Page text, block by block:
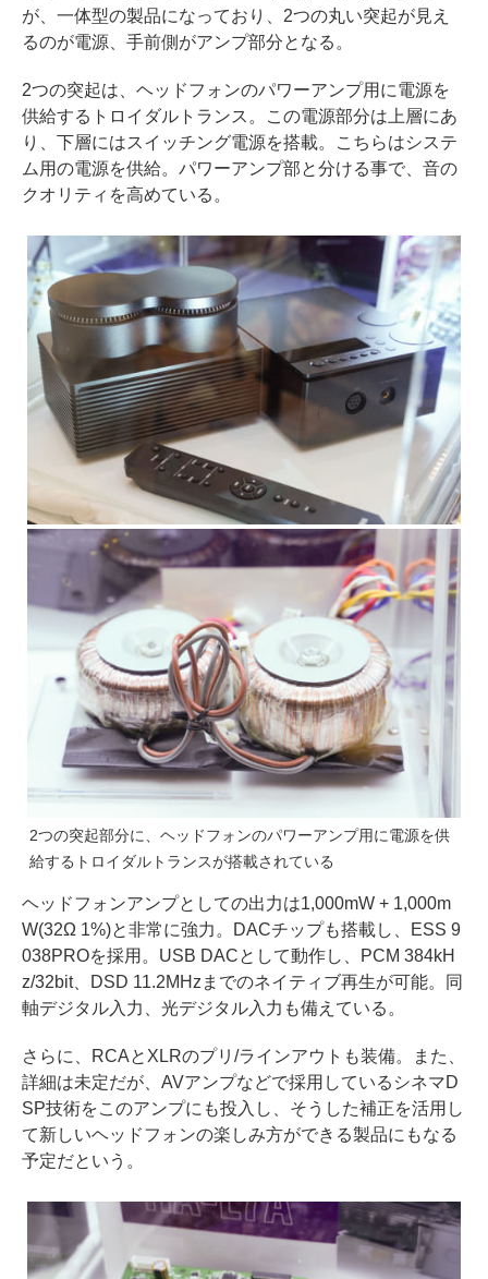
が、一体型の製品になっており、2つの丸い突起が見え
るのが電源、手前側がアンプ部分となる。
2つの突起は、ヘッドフォンのパワーアンプ用に電源を
供給するトロイダルトランス。この電源部分は上層にあ
り、下層にはスイッチング電源を搭載。こちらはシステ
ム用の電源を供給。パワーアンプ部と分ける事で、音の
クオリティを高めている。
2つの突起部分に、ヘッドフォンのパワーアンプ用に電源を供
給するトロイダルトランスが搭載されている
ヘッドフォンアンプとしての出力は1,000mW + 1,000m
W(32Ω 1%)と非常に強力。DACチップも搭載し、ESS 9
038PROを採用。USB DACとして動作し、PCM 384kH
z/32bit、DSD 11.2MHzまでのネイティブ再生が可能。同
軸デジタル入力、光デジタル入力も備えている。
さらに、RCAとXLRのプリ/ラインアウトも装備。また、
詳細は未定だが、AVアンプなどで採用しているシネマD
SP技術をこのアンプにも投入し、そうした補正を活用し
て新しいヘッドフォンの楽しみ方ができる製品にもなる
予定だという。